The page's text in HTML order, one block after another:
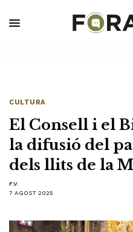
CULTURA
El Consell i el
la difusió del
dels llits de la
F.V.
7 AGOST 2025